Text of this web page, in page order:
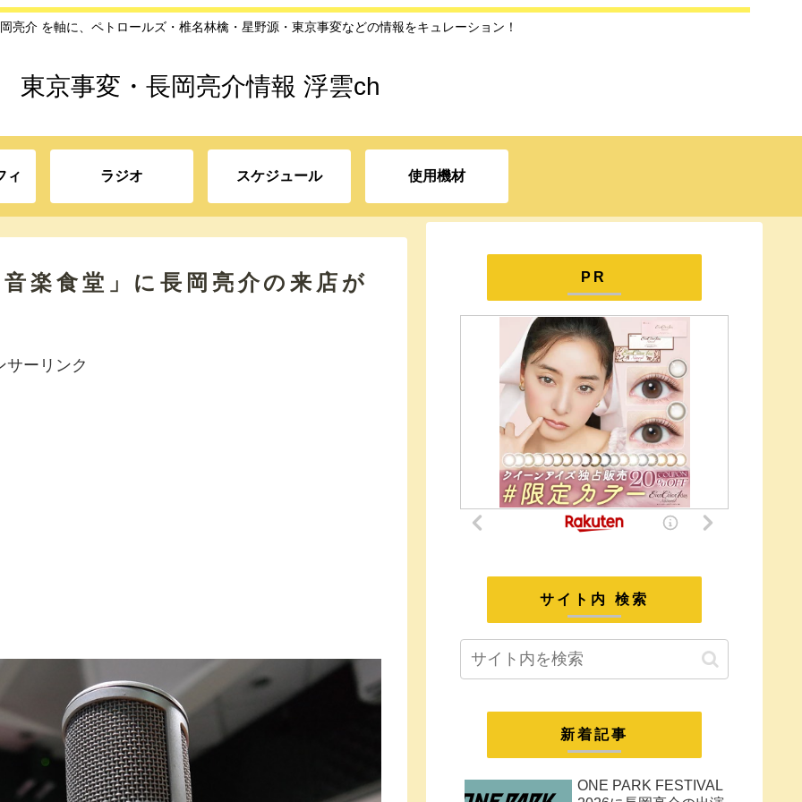
亮介 を軸に、ペトロールズ・椎名林檎・星野源・東京事変などの情報をキュレーション！
東京事変・長岡亮介情報 浮雲ch
ィ ラジオ スケジュール 使用機材
楽食堂」に長岡亮介の来店が
サーリンク
PR
サイト内 検索
新着記事
ONE PARK FESTIVAL